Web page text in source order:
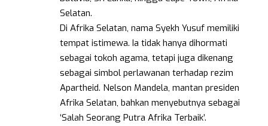
Selatan.
Di Afrika Selatan, nama Syekh Yusuf memiliki
tempat istimewa. Ia tidak hanya dihormati
sebagai tokoh agama, tetapi juga dikenang
sebagai simbol perlawanan terhadap rezim
Apartheid. Nelson Mandela, mantan presiden
Afrika Selatan, bahkan menyebutnya sebagai
‘Salah Seorang Putra Afrika Terbaik’.